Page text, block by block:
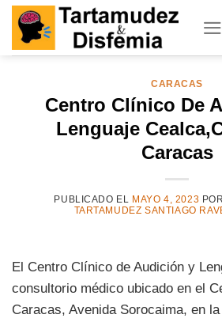
Skip
content
CARACAS
Centro Clínico De
Lenguaje
Caracas
PUBLICADO EL MAYO 4, 2023 POR
TARTAMUDEZ SANTIAGO
El Centro Clínico de Audición y
consultorio médico ubicado en el
Caracas, Avenida Sorocaima, en